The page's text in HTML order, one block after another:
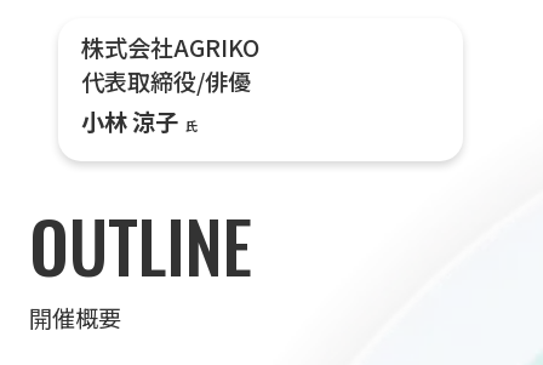
株式会社AGRIKO
代表取締役/俳優
小林 涼子 氏
OUTLINE
開催概要